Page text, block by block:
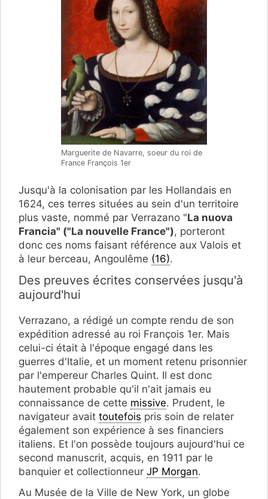
Marguerite de Navarre, soeur du roi de
France François 1er
Jusqu'à la colonisation par les Hollandais en
1624, ces terres situées au sein d'un territoire
plus vaste, nommé par Verrazano "La nuova
Francia" ("La nouvelle France"), porteront
donc ces noms faisant référence aux Valois et
à leur berceau, Angoulême (16).
Des preuves écrites conservées jusqu'à
aujourd'hui
Verrazano, a rédigé un compte rendu de son
expédition adressé au roi François 1er. Mais
celui-ci était à l'époque engagé dans les
guerres d'Italie, et un moment retenu prisonnier
par l'empereur Charles Quint. Il est donc
hautement probable qu'il n'ait jamais eu
connaissance de cette missive. Prudent, le
navigateur avait toutefois pris soin de relater
également son expérience à ses financiers
italiens. Et l'on possède toujours aujourd'hui ce
second manuscrit, acquis, en 1911 par le
banquier et collectionneur JP Morgan.
Au Musée de la Ville de New York, un globe